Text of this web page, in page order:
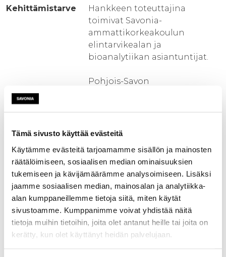
Tämä sivusto käyttää evästeitä
Käytämme evästeitä tarjoamamme sisällön ja mainosten
räätälöimiseen, sosiaalisen median ominaisuuksien
tukemiseen ja kävijämäärämme analysoimiseen. Lisäksi
jaamme sosiaalisen median, mainosalan ja analytiikka-
alan kumppaneillemme tietoja siitä, miten käytät
sivustoamme. Kumppanimme voivat yhdistää näitä
tietoja muihin tietoihin, joita olet antanut heille tai joita on
kerätty, kun olet käyttänyt heidän palvelujaan.
Kehittämistarve
Hankkeen toteuttajina
toimivat Savonia-
ammattikorkeakoulun
elintarvikealan ja
bioanalytiikan asiantuntijat.
Pohjois-Savon
kilpailukyvyn ja kasvaakseen
markkinoilla. Yritykset
tarvitsevat tuoteanalyysejä ja -
profilointeja sekä
bioteknologiaa yhä
enenevässä määrin uusien
tuoteideoinnin
generointiin sekä uusia
tekniikoilla tapahtuvaa